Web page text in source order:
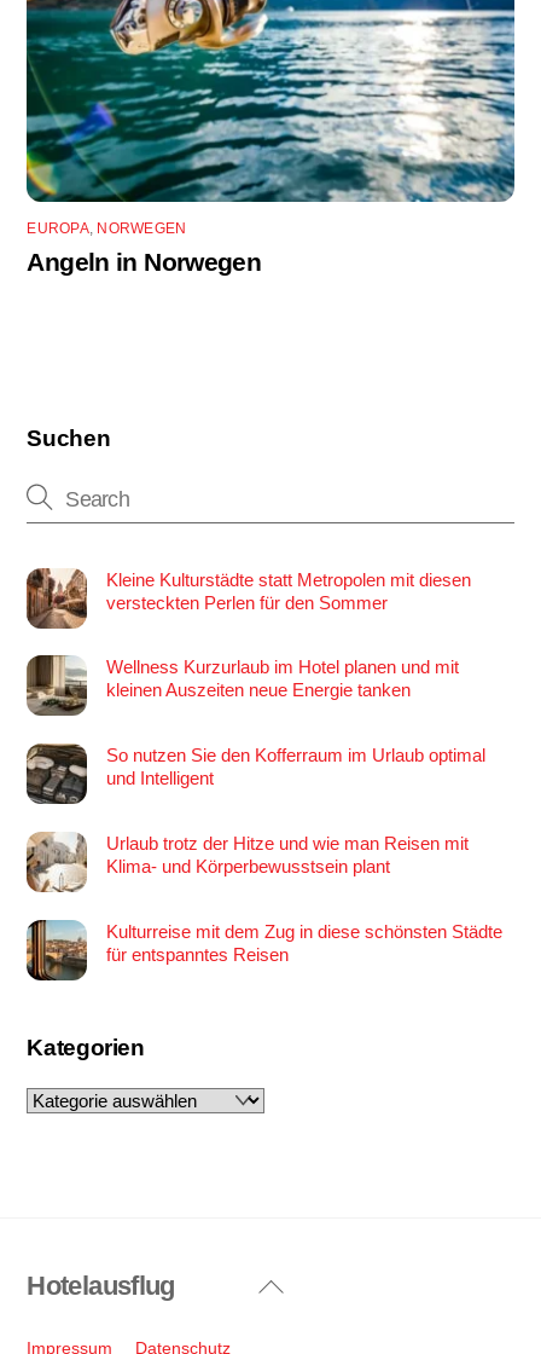
EUROPA, NORWEGEN
Angeln in Norwegen
Suchen
Kleine Kulturstädte statt Metropolen mit diesen
versteckten Perlen für den Sommer
Wellness Kurzurlaub im Hotel planen und mit
kleinen Auszeiten neue Energie tanken
So nutzen Sie den Kofferraum im Urlaub optimal
und Intelligent
Urlaub trotz der Hitze und wie man Reisen mit
Klima- und Körperbewusstsein plant
Kulturreise mit dem Zug in diese schönsten Städte
für entspanntes Reisen
Kategorien
Kategorien
Back
Hotelausflug
Impressum Datenschutz